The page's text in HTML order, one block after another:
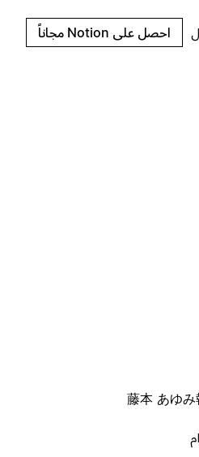
احصل على Notion مجاناً
藤本 あゆみ